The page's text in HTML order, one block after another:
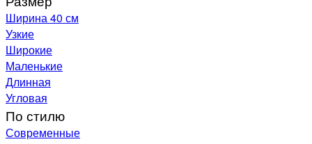
Ширина 40 см
Узкие
Широкие
Маленькие
Длинная
Угловая
По стилю
Современные